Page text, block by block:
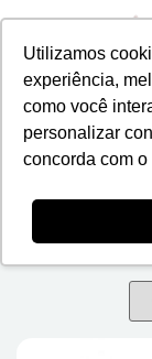
Utilizamos
experiência,
como você
personalizar
concorda com
Início/ Canecas
Canecas